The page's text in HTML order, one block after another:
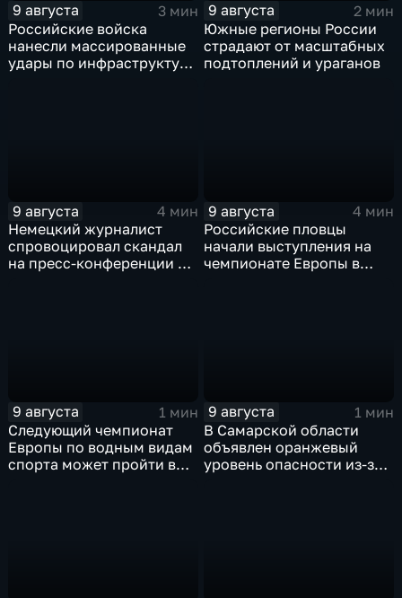
9 августа
3 мин
Российские войска
нанесли массированные
удары по инфраструктуре
9 августа
2 мин
Южные регионы России
страдают от масштабных
подтоплений и ураганов
9 августа
4 мин
Немецкий журналист
спровоцировал скандал
на пресс-конференции в
9 августа
4 мин
Российские пловцы
начали выступления на
чемпионате Европы в
9 августа
1 мин
Следующий чемпионат
Европы по водным видам
спорта может пройти в
9 августа
1 мин
В Самарской области
объявлен оранжевый
уровень опасности из-за